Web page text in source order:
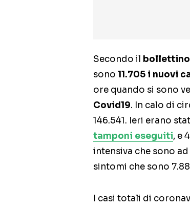
Secondo il bollettino
sono 11.705 i nuovi
ore quando si sono
Covid19. In calo di
146.541. Ieri erano
tamponi eseguiti, e
intensiva che sono
sintomi che sono
I casi totali di